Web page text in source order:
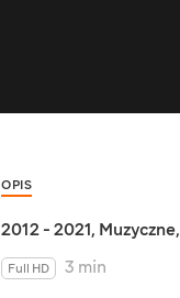
OPIS
2012 - 2021, Muzyczne,
Full HD
3 min